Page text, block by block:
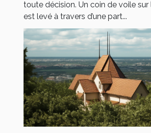
toute décision. Un coin de voile sur
est levé à travers d’une part...